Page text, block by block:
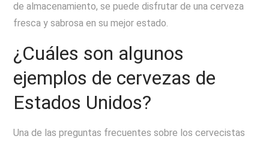
de almacenamiento, se puede disfrutar de una cerveza
fresca y sabrosa en su mejor estado.
¿Cuáles son algunos
ejemplos de cervezas de
Estados Unidos?
Una de las preguntas frecuentes sobre los cervecistas